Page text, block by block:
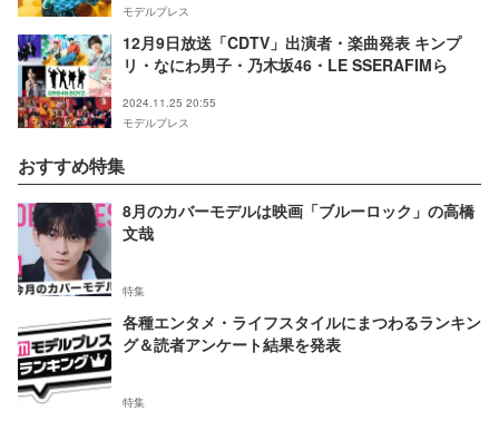
モデルプレス
12月9日放送「CDTV」出演者・楽曲発表 キンプ
リ・なにわ男子・乃木坂46・LE SSERAFIMら
2024.11.25 20:55
モデルプレス
おすすめ特集
8月のカバーモデルは映画「ブルーロック」の高橋
文哉
特集
各種エンタメ・ライフスタイルにまつわるランキン
グ＆読者アンケート結果を発表
特集